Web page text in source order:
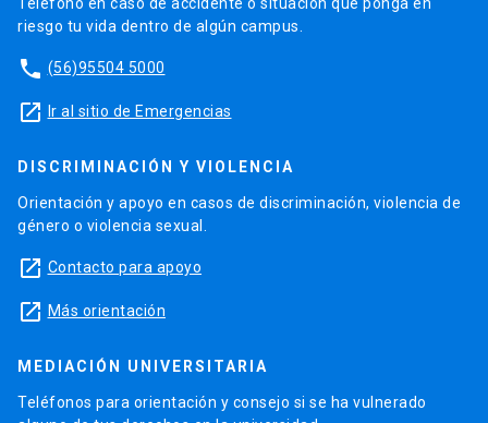
Teléfono en caso de accidente o situación que ponga en
riesgo tu vida dentro de algún campus.
phone (56)95504 5000
launch Ir al sitio de Emergencias
DISCRIMINACIÓN Y VIOLENCIA
Orientación y apoyo en casos de discriminación, violencia de
género o violencia sexual.
launch Contacto para apoyo
launch Más orientación
MEDIACIÓN UNIVERSITARIA
Teléfonos para orientación y consejo si se ha vulnerado